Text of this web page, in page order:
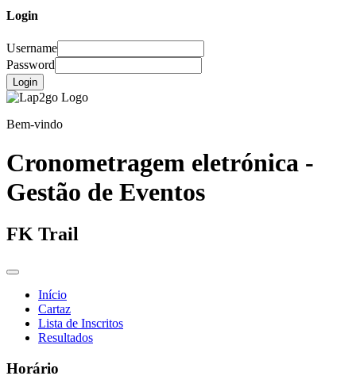
Login
Username
Password
Login
Bem-vindo
Cronometragem eletrónica -
Gestão de Eventos
FK Trail
Início
Cartaz
Lista de Inscritos
Resultados
Horário